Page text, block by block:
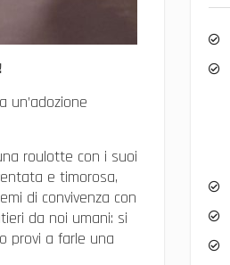
un’adozione
roulotte con i suoi
e timorosa,
di convivenza con
da noi umani: si
provi a farle una